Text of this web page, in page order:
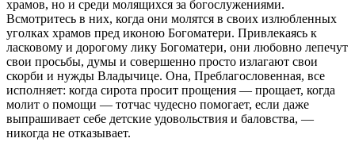
храмов, но и среди молящихся за богослужениями.
Всмотритесь в них, когда они молятся в своих излюбленных
уголках храмов пред иконою Богоматери. Привлекаясь к
ласковому и дорогому лику Богоматери, они любовно лепечут
свои просьбы, думы и совершенно просто излагают свои
скорби и нужды Владычице. Она, Преблагословенная, все
исполняет: когда сирота просит прощения — прощает, когда
молит о помощи — тотчас чудесно помогает, если даже
выпрашивает себе детские удовольствия и баловства, —
никогда не отказывает.